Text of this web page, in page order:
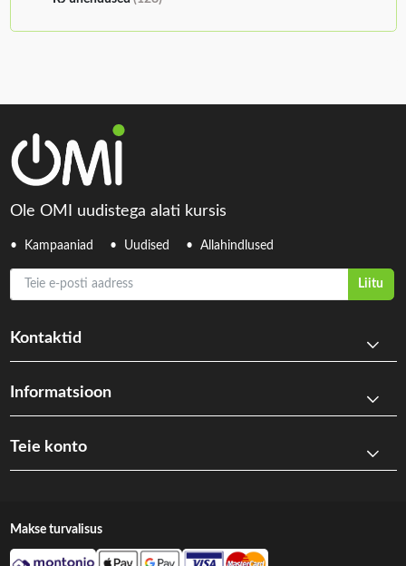
Ole OMI uudistega alati kursis
Kampaaniad Uudised Allahindlused
Teie e-posti aadress
Liitu
Kontaktid
Informatsioon
Teie konto
Makse turvalisus